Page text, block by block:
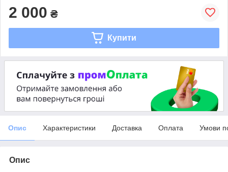
2 000 ₴
Купити
Опис Характеристики Доставка Оплата Умови
Опис